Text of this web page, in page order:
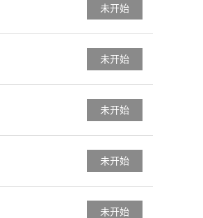
未开始
未开始
未开始
未开始
未开始